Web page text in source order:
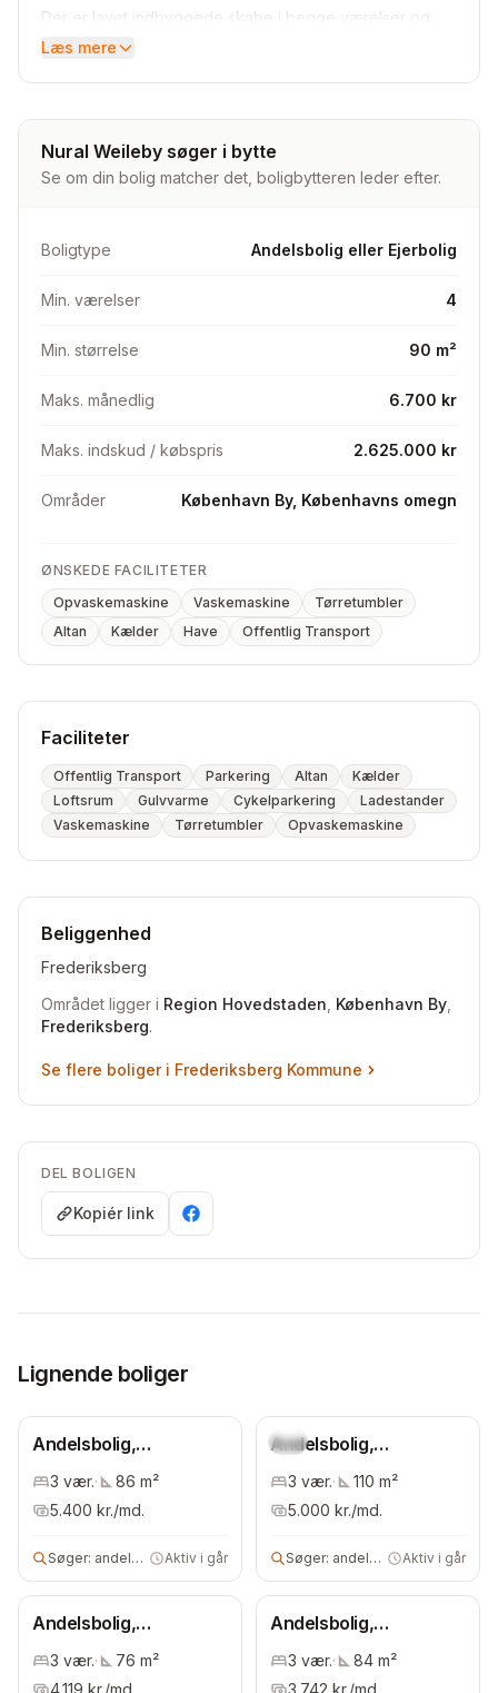
Der er lavet indbyggede skabe i begge værelser og
gang + et ekstra skab i køkkenet.
eller som delelejlighed.
Der kommer en altan næste år, ud mod gården, fra
soveværelset.
Læs mere
Nural Weileby søger i bytte
Se om din bolig matcher det, boligbytteren leder efter.
Boligtype Andelsbolig eller Ejerbolig
Min. værelser 4
Min. størrelse 90 m²
Maks. månedlig 6.700 kr
Maks. indskud / købspris 2.625.000 kr
Områder København By, Københavns omegn
ØNSKEDE FACILITETER
Opvaskemaskine
Vaskemaskine
Tørretumbler
Altan
Kælder Have Offentlig Transport
Faciliteter
Offentlig Transport Parkering Altan
Kælder
Loftsrum
Gulvvarme Cykelparkering
Ladestander
Vaskemaskine
Tørretumbler Opvaskemaskine
Beliggenhed
Frederiksberg
Området ligger i Region Hovedstaden København By
Frederiksberg.
Se flere boliger i Frederiksberg Kommune
DEL BOLIGEN
Kopiér link
Lignende boliger
Andelsbolig,
Frederiksberg
3 vær.· 86 m²
5.400 kr./md.
Søger: andels- eller ejerbolig Aktiv i går
Ny
Andelsbolig,
Frederiksberg
3 vær.· 110 m²
5.000 kr./md.
Søger: andelsbolig Aktiv i går
Andelsbolig,
Frederiksberg
3 vær.· 76 m²
4.119 kr./md.
Andelsbolig,
Frederiksberg
3 vær.· 84 m²
3.742 kr./md.